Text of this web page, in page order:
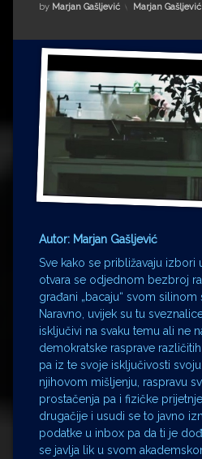
Impressum
Milenko Strižak
Drugi autori
Drugi autori
Matea Andrić
Ljiljana Lekanić-Kljaić
Željko Krznarić
Mario Lovreković
Miroslav Šantek
by Marjan Gašljević Kategorije:
Marjan Gašljević
Autor: Marjan Gašljević
Sve kako se približavaju izbori
otvara se odjednom bezbroj
građani „bacaju“ svom silinom
Naravno, uvijek su tu
isključivi na svaku temu ali ne
demokratske rasprave
pa iz te svoje isključivosti
njihovom mišljenju, raspravu
prostačenja pa i fizičke
drugačije i usudi se to javno
podatke u inbox pa da ti je
se javlja lik u svom